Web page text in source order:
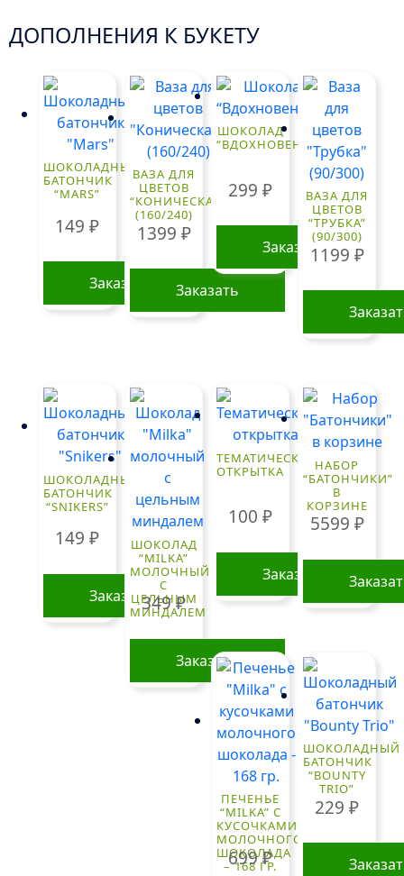
ДОПОЛНЕНИЯ К БУКЕТУ
ШОКОЛАДНЫЙ
БАТОНЧИК
“MARS”
149₽
Заказать
ВАЗА ДЛЯ
ЦВЕТОВ
“КОНИЧЕСКАЯ”
(160/240)
1399 ₽
Заказать
ШОКОЛАД
“ВДОХНОВЕНИЕ”
299₽
Заказать
ВАЗА ДЛЯ
ЦВЕТОВ
“ТРУБКА”
(90/300)
1199 ₽
ШОКОЛАДНЫЙ
БАТОНЧИК
“SNIKERS”
149₽
Заказать
ШОКОЛАД
“MILKA”
МОЛОЧНЫЙ
С
ЦЕЛЬНЫМ
МИНДАЛЕМ
349₽
Заказать
ТЕМАТИЧЕСКАЯ
ОТКРЫТКА
100₽
Заказать
НАБОР
“БАТОНЧИКИ”
В
КОРЗИНЕ
5599 ₽
ПЕЧЕНЬЕ
“MILKA” С
КУСОЧКАМИ
МОЛОЧНОГО
ШОКОЛАДА
– 168 ГР.
699₽
ШОКОЛАДНЫЙ
БАТОНЧИК
“BOUNTY
TRIO”
229₽